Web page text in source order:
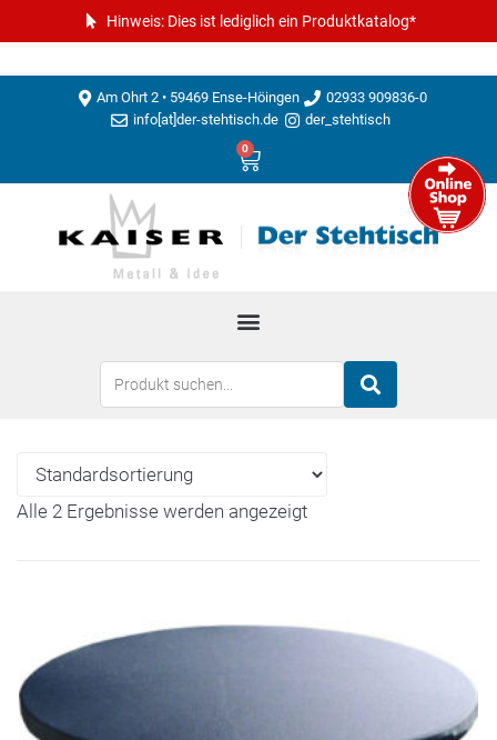
Hinweis: Dies ist lediglich ein Produktkatalog*
Am Ohrt 2 • 59469 Ense-Höingen
02933 909836-0
info[at]der-stehtisch.de
der_stehtisch
0
Alle 2 Ergebnisse werden angezeigt